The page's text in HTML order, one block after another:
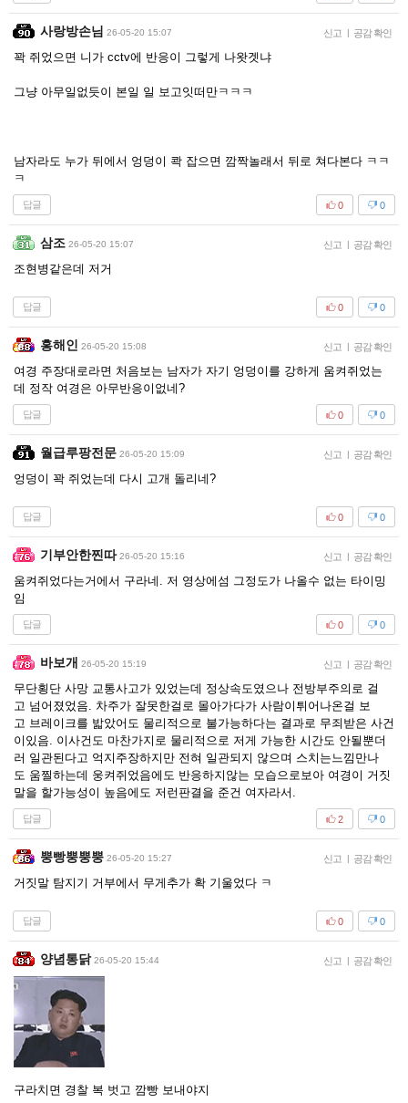
사랑방손님 26-05-20 15:07 신고 | 공감 확인
꽉 쥐었으면 니가 cctv에 반응이 그렇게 나왓겟냐
그냥 아무일없듯이 본일 일 보고잇떠만ㅋㅋㅋ
남자라도 누가 뒤에서 엉덩이 콱 잡으면 깜짝놀래서 뒤로 쳐다본다 ㅋㅋ
ㅋ
답글 0
0
삼조 26-05-20 15:07 신고 | 공감 확인
조현병같은데 저거
답글 0
0
홍해인 26-05-20 15:08 신고 | 공감 확인
여경 주장대로라면 처음보는 남자가 자기 엉덩이를 강하게 움켜쥐었는
데 정작 여경은 아무반응이없네?
답글 0
0
월급루팡전문 26-05-20 15:09 신고 | 공감 확인
엉덩이 꽉 쥐었는데 다시 고개 돌리네?
답글 0
0
기부안한찐따 26-05-20 15:16 신고 | 공감 확인
움켜쥐었다는거에서 구라네. 저 영상에섬 그정도가 나올수 없는 타이밍
임
답글 0
0
바보개 26-05-20 15:19 신고 | 공감 확인
무단횡단 사망 교통사고가 있었는데 정상속도였으나 전방부주의로 걸
고 넘어졌었음. 차주가 잘못한걸로 몰아가다가 사람이튀어나온걸 보
고 브레이크를 밟았어도 물리적으로 불가능하다는 결과로 무죄받은 사건
이있음. 이사건도 마찬가지로 물리적으로 저게 가능한 시간도 안될뿐더
러 일관된다고 억지주장하지만 전혀 일관되지 않으며 스치는느낌만나
도 움찔하는데 웅켜쥐었음에도 반응하지않는 모습으로보아 여경이 거짓
말을 할가능성이 높음에도 저런판결을 준건 여자라서.
답글 0
2
뿡빵뿡뿡뿡 26-05-20 15:27 신고 | 공감 확인
거짓말 탐지기 거부에서 무게추가 확 기울었다 ㅋ
답글 0
0
양념통닭 26-05-20 15:44 신고 | 공감 확인
구라치면 경찰 복 벗고 깜빵 보내야지